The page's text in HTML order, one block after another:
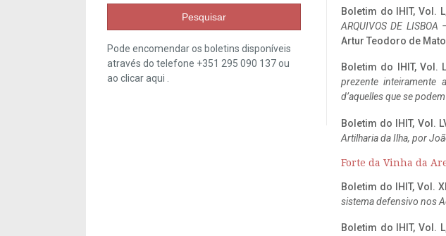
Pesquisar
Pode encomendar os boletins disponíveis
através do telefone +351 295 090 137 ou
ao clicaraqui
Boletim do IHIT, Vol.
ARQUIVOS DE LISBOA
Artur Teodoro de
Boletim do IHIT, Vol.
prezente inteiramente
d’aquelles que se
Boletim do IHIT, Vol.
Artilharia da Ilha, por
Forte da Vinha da
Boletim do IHIT, Vol.
sistema defensivo nos
Boletim do IHIT, Vol.